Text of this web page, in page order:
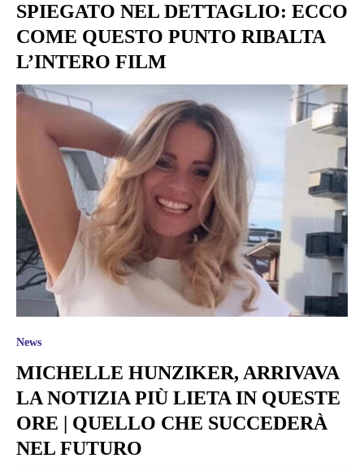
SPIEGATO NEL DETTAGLIO: ECCO
COME QUESTO PUNTO RIBALTA
L’INTERO FILM
News
MICHELLE HUNZIKER, ARRIVAVA
LA NOTIZIA PIÙ LIETA IN QUESTE
ORE | QUELLO CHE SUCCEDERÀ
NEL FUTURO